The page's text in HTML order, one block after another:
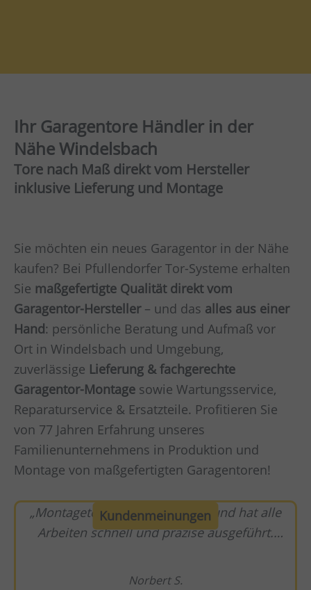
Ihr Garagentore Händler in der
Nähe Windelsbach
Tore nach Maß direkt vom Hersteller
inklusive Lieferung und Montage
Sie möchten ein neues Garagentor in der Nähe
kaufen? Bei Pfullendorfer Tor-Systeme erhalten
Sie maßgefertigte Qualität direkt vom
Garagentor-Hersteller– und das alles aus einer
Hand: persönliche Beratung und Aufmaß vor
Ort in Windelsbach und Umgebung,
zuverlässige Lieferung & fachgerechte
Garagentor-Montage sowie Wartungsservice,
Reparaturservice & Ersatzteile. Profitieren Sie
von 77 Jahren Erfahrung unseres
Familienunternehmens in Produktion und
Montage von maßgefertigten Garagentoren!
Kundenmeinungen
Montageteam war eingespielt und hat alle
Arbeiten schnell und präzise ausgeführt.
Norbert S.